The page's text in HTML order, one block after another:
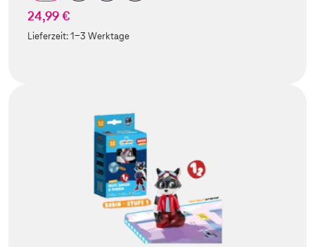
24,99 €
Lieferzeit:1-3 Werktage